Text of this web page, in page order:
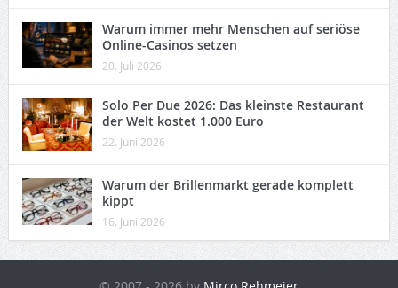
Warum immer mehr Menschen auf seriöse
Online-Casinos setzen
20. Juli 2026
Solo Per Due 2026: Das kleinste Restaurant
der Welt kostet 1.000 Euro
22. Juni 2026
Warum der Brillenmarkt gerade komplett
kippt
16. Juni 2026